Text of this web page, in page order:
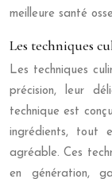
meilleure santé
Les techniques
Les techniques
précision, leur
technique est
ingrédients, tout
agréable. Ces
en génération,